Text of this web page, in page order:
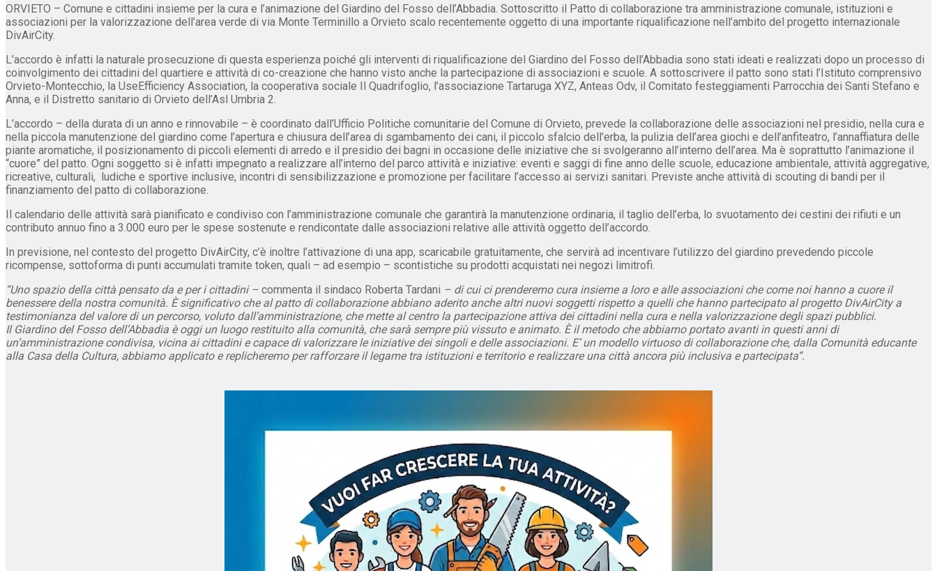
ORVIETO – Comune e cittadini insieme per la cura e l’animazione del Giardino del Fosso dell’Abbadia. Sottoscritto il Patto di collaborazione tra amministrazione comunale, istituzioni e
associazioni per la valorizzazione dell’area verde di via Monte Terminillo a Orvieto scalo recentemente oggetto di una importante riqualificazione nell’ambito del progetto internazionale
DivAirCity.
L’accordo è infatti la naturale prosecuzione di questa esperienza poiché gli interventi di riqualificazione del Giardino del Fosso dell’Abbadia sono stati ideati e realizzati dopo un processo di
coinvolgimento dei cittadini del quartiere e attività di co-creazione che hanno visto anche la partecipazione di associazioni e scuole. A sottoscrivere il patto sono stati l’Istituto comprensivo
Orvieto-Montecchio, la UseEfficiency Association, la cooperativa sociale Il Quadrifoglio, l’associazione Tartaruga XYZ, Anteas Odv, il Comitato festeggiamenti Parrocchia dei Santi Stefano e
Anna, e il Distretto sanitario di Orvieto dell’Asl Umbria 2.
L’accordo – della durata di un anno e rinnovabile – è coordinato dall’Ufficio Politiche comunitarie del Comune di Orvieto, prevede la collaborazione delle associazioni nel presidio, nella cura e
nella piccola manutenzione del giardino come l’apertura e chiusura dell’area di sgambamento dei cani, il piccolo sfalcio dell’erba, la pulizia dell’area giochi e dell’anfiteatro, l’annaffiatura delle
piante aromatiche, il posizionamento di piccoli elementi di arredo e il presidio dei bagni in occasione delle iniziative che si svolgeranno all’interno dell’area. Ma è soprattutto l’animazione il
“cuore” del patto. Ogni soggetto si è infatti impegnato a realizzare all’interno del parco attività e iniziative: eventi e saggi di fine anno delle scuole, educazione ambientale, attività aggregative,
ricreative, culturali, ludiche e sportive inclusive, incontri di sensibilizzazione e promozione per facilitare l’accesso ai servizi sanitari. Previste anche attività di scouting di bandi per il
finanziamento del patto di collaborazione.
Il calendario delle attività sarà pianificato e condiviso con l’amministrazione comunale che garantirà la manutenzione ordinaria, il taglio dell’erba, lo svuotamento dei cestini dei rifiuti e un
contributo annuo fino a 3.000 euro per le spese sostenute e rendicontate dalle associazioni relative alle attività oggetto dell’accordo.
In previsione, nel contesto del progetto DivAirCity, c’è inoltre l’attivazione di una app, scaricabile gratuitamente, che servirà ad incentivare l’utilizzo del giardino prevedendo piccole
ricompense, sottoforma di punti accumulati tramite token, quali – ad esempio – scontistiche su prodotti acquistati nei negozi limitrofi.
“Uno spazio della città pensato da e per i cittadini – commenta il sindaco Roberta Tardani – di cui ci prenderemo cura insieme a loro e alle associazioni che come noi hanno a cuore il
benessere della nostra comunità. È significativo che al patto di collaborazione abbiano aderito anche altri nuovi soggetti rispetto a quelli che hanno partecipato al progetto DivAirCity a
testimonianza del valore di un percorso, voluto dall’amministrazione, che mette al centro la partecipazione attiva dei cittadini nella cura e nella valorizzazione degli spazi pubblici.
Il Giardino del Fosso dell’Abbadia è oggi un luogo restituito alla comunità, che sarà sempre più vissuto e animato. È il metodo che abbiamo portato avanti in questi anni di
un’amministrazione condivisa, vicina ai cittadini e capace di valorizzare le iniziative dei singoli e delle associazioni. E’ un modello virtuoso di collaborazione che, dalla Comunità educante
alla Casa della Cultura, abbiamo applicato e replicheremo per rafforzare il legame tra istituzioni e territorio e realizzare una città ancora più inclusiva e partecipata“.